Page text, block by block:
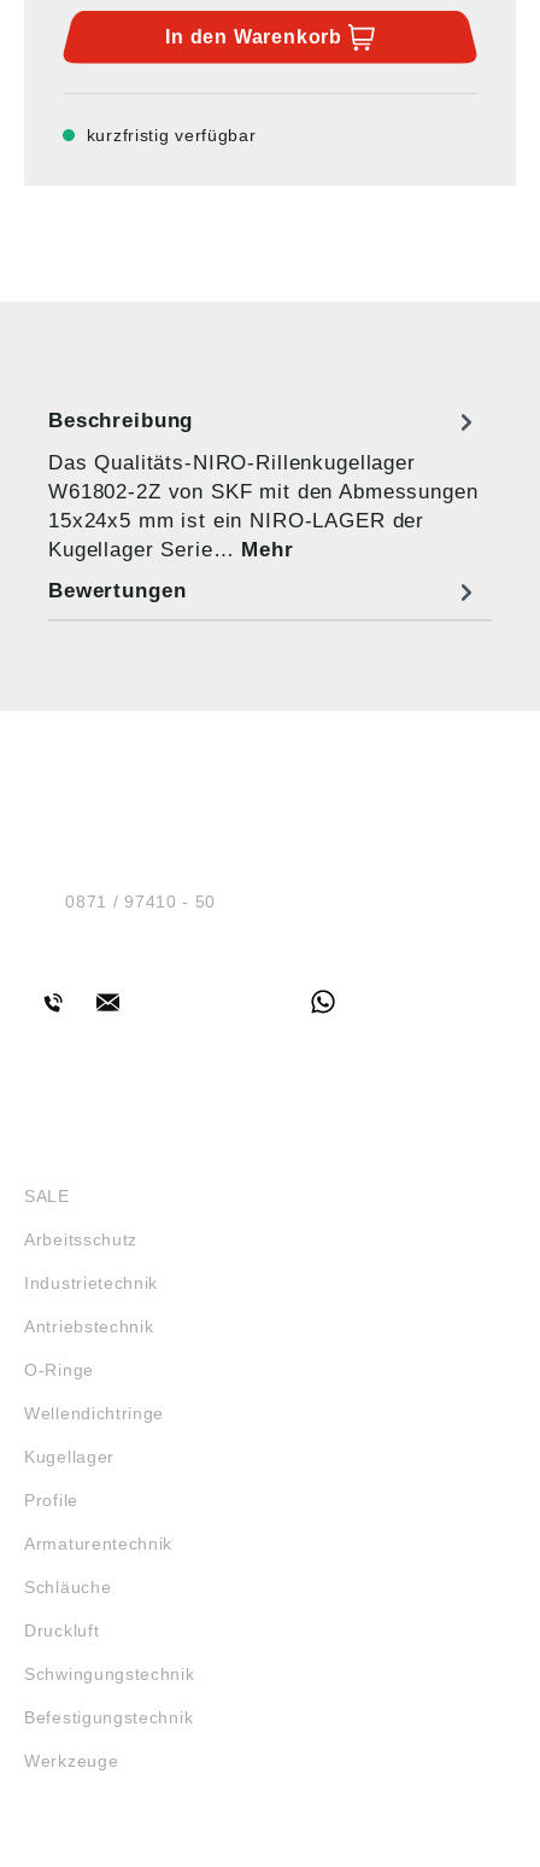
In den Warenkorb
kurzfristig verfügbar
Beschreibung
Das Qualitäts-NIRO-Rillenkugellager
W61802-2Z von SKF mit den Abmessungen
15x24x5 mm ist ein NIRO-LAGER der
Kugellager Serie… Mehr
Bewertungen
Tel.:0871 / 97410 - 50
SALE
Arbeitsschutz
Industrietechnik
Antriebstechnik
O-Ringe
Wellendichtringe
Kugellager
Profile
Armaturentechnik
Schläuche
Druckluft
Schwingungstechnik
Befestigungstechnik
Werkzeuge